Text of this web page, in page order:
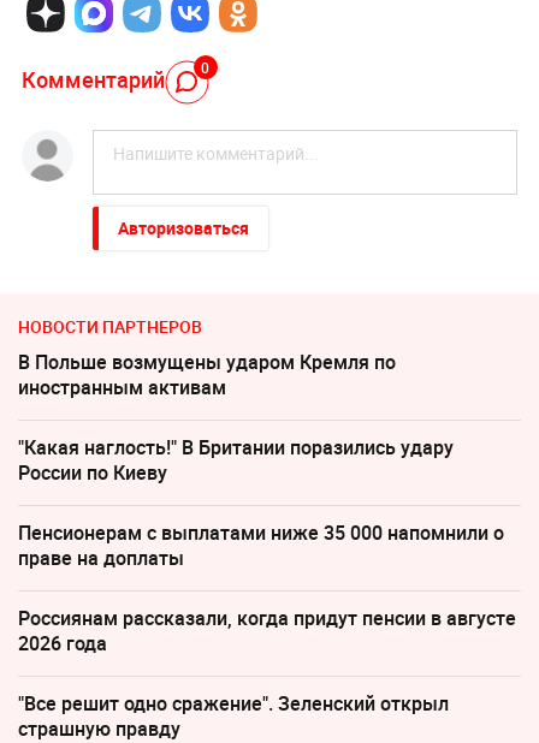
Комментарий 0
Авторизоваться
НОВОСТИ ПАРТНЕРОВ
В Польше возмущены ударом Кремля по
иностранным активам
"Какая наглость!" В Британии поразились удару
России по Киеву
Пенсионерам с выплатами ниже 35 000 напомнили о
праве на доплаты
Россиянам рассказали, когда придут пенсии в августе
2026 года
"Все решит одно сражение". Зеленский открыл
страшную правду